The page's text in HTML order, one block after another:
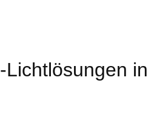
Lichtlösungen in